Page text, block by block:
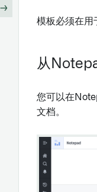
模板必须在用
从
您可以在
文档。